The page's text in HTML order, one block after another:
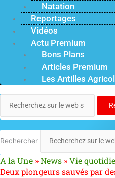
Natation
Reportages
Vidéos
Actu Premium
Bons Plans
Articles Premium
Les Antilles
Rechercher
A la Une »News »Vie
Deux plongeurs sauvés par